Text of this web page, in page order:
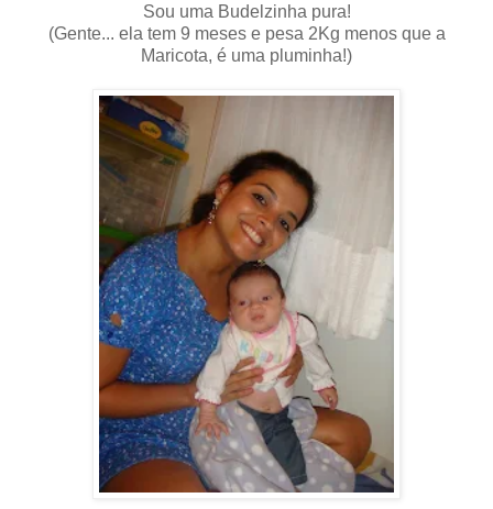
Sou uma Budelzinha pura!
(Gente... ela tem 9 meses e pesa 2Kg menos que a
Maricota, é uma pluminha!)